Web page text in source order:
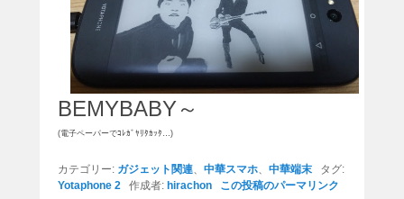
BEMYBABY～
(電子ペーパーでｺﾚｶﾞﾔﾘﾀｶｯﾀ…)
カテゴリー: ガジェット関連 中華スマホ 中華端末 タグ:
Yotaphone 2 作成者: hirachon この投稿のパーマリンク